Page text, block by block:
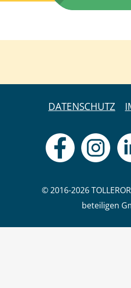
DATENSCHUTZ
© 2016-2026
beteiligen